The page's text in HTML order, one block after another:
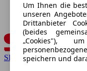
SEAT
Um Ihnen die
unseren
Drittanbieter
(beides
„Cookies"),
speichern und